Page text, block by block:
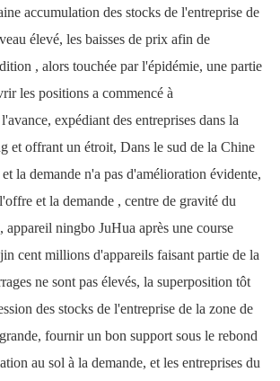
accumulation des stocks de l'entreprise de
élevé, les baisses de prix afin de
, alors touchée par l'épidémie, une partie
les positions a commencé à
expédiant des entreprises dans la
et offrant un étroit, Dans le sud de la Chine
la demande n'a pas d'amélioration évidente,
et la demande , centre de gravité du
appareil ningbo JuHua après une course
cent millions d'appareils faisant partie de la
ne sont pas élevés, la superposition tôt
des stocks de l'entreprise de la zone de
fournir un bon support sous le rebond
au sol à la demande, et les entreprises du